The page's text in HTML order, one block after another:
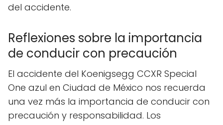
del accidente.
Reflexiones sobre la importancia
de conducir con precaución
El accidente del Koenigsegg CCXR Special
One azul en Ciudad de México nos recuerda
una vez más la importancia de conducir con
precaución y responsabilidad. Los